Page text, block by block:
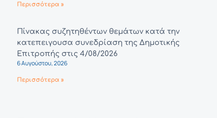
Περισσότερα »
Πίνακας συζητηθέντων θεμάτων κατά την
κατεπειγουσα συνεδρίαση της Δημοτικής
Επιτροπής στις 4/08/2026
6 Αυγούστου, 2026
Περισσότερα »